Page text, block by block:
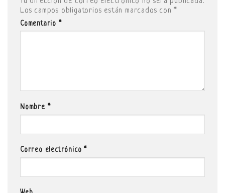
Los campos obligatorios están marcados con*
Comentario *
Nombre *
Correo electrónico*